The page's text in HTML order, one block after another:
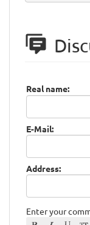
Real name:
E-Mail:
Address:
Enter your